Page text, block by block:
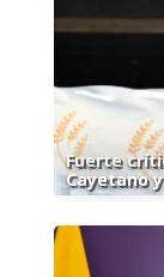
Fuerte
Cayetano